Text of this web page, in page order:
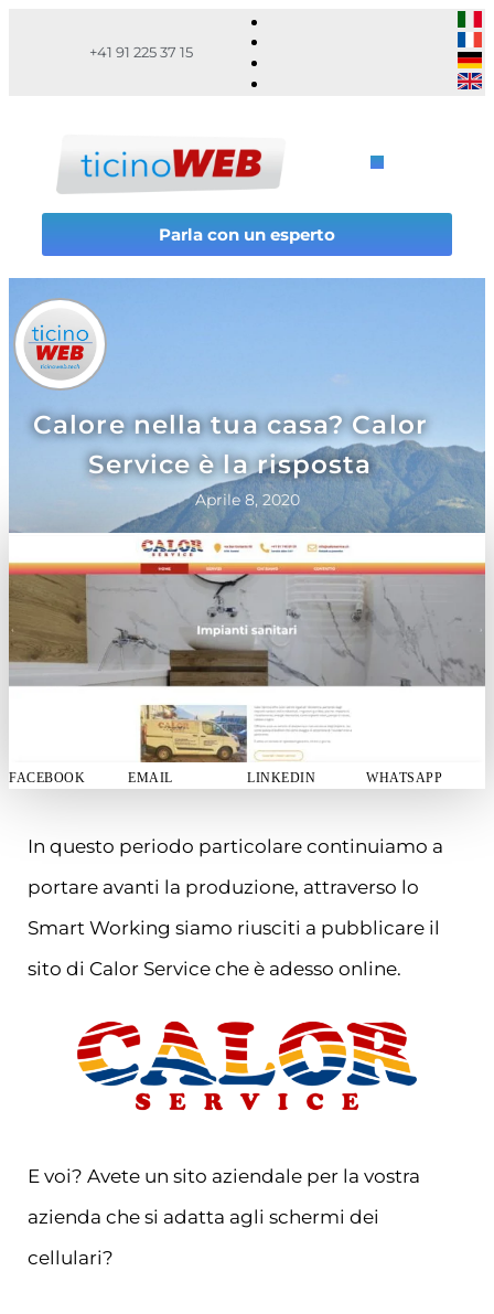
+41 91 225 37 15
Parla con un esperto
Calore nella tua casa? Calor
Service è la risposta
Aprile 8, 2020
FACEBOOK EMAIL LINKEDIN WHATSAPP
In questo periodo particolare continuiamo a
portare avanti la produzione, attraverso lo
Smart Working siamo riusciti a pubblicare il
sito di Calor Service che è adesso online.
E voi? Avete un sito aziendale per la vostra
azienda che si adatta agli schermi dei
cellulari?